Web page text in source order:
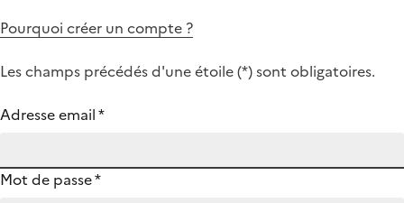
Pourquoi créer un compte ?
Les champs précédés d'une étoile (*) sont obligatoires.
Adresse email*
Mot de passe*